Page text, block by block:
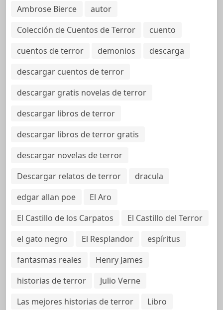
Ambrose Bierce
autor
Colección de Cuentos de Terror
cuento
cuentos de terror
demonios
descarga
descargar cuentos de terror
descargar gratis novelas de terror
descargar libros de terror
descargar libros de terror gratis
descargar novelas de terror
Descargar relatos de terror
dracula
edgar allan poe
El Aro
El Castillo de los Carpatos
El Castillo del Terror
el gato negro
El Resplandor
espíritus
fantasmas reales
Henry James
historias de terror
Julio Verne
Las mejores historias de terror
Libro